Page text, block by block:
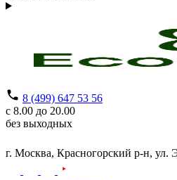
8 (499) 647 53 56
с 8.00 до 20.00
без выходных
г. Москва, Красногорский р-н, ул.